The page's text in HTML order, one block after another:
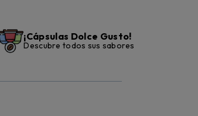
¡Cápsulas Dolce Gusto!
Descubre todos sus sabores